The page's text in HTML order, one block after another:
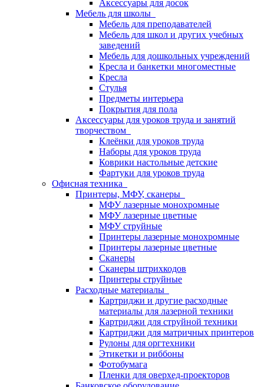
Аксессуары для досок
Мебель для школы
Мебель для преподавателей
Мебель для школ и других учебных
заведений
Мебель для дошкольных учреждений
Кресла и банкетки многоместные
Кресла
Стулья
Предметы интерьера
Покрытия для пола
Аксессуары для уроков труда и занятий
творчеством
Клеёнки для уроков труда
Наборы для уроков труда
Коврики настольные детские
Фартуки для уроков труда
Офисная техника
Принтеры, МФУ, сканеры
МФУ лазерные монохромные
МФУ лазерные цветные
МФУ струйные
Принтеры лазерные монохромные
Принтеры лазерные цветные
Сканеры
Сканеры штрихкодов
Принтеры струйные
Расходные материалы
Картриджи и другие расходные
материалы для лазерной техники
Картриджи для струйной техники
Картриджи для матричных принтеров
Рулоны для оргтехники
Этикетки и риббоны
Фотобумага
Пленки для оверхед-проекторов